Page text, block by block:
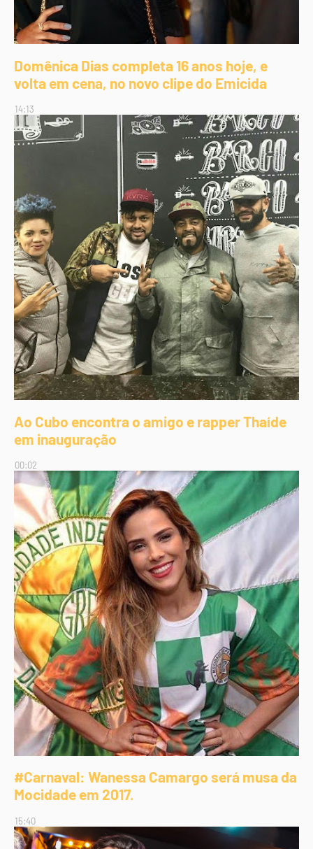
Domênica Dias completa 16 anos hoje, e
volta em cena, no novo clipe do Emicida
14:13
Ao Cubo encontra o amigo e rapper Thaíde
em inauguração
00:02
#Carnaval: Wanessa Camargo será musa da
Mocidade em 2017.
15:40